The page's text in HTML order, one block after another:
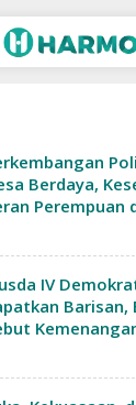
Berdaya,
Perempuan
IV
Barisan,